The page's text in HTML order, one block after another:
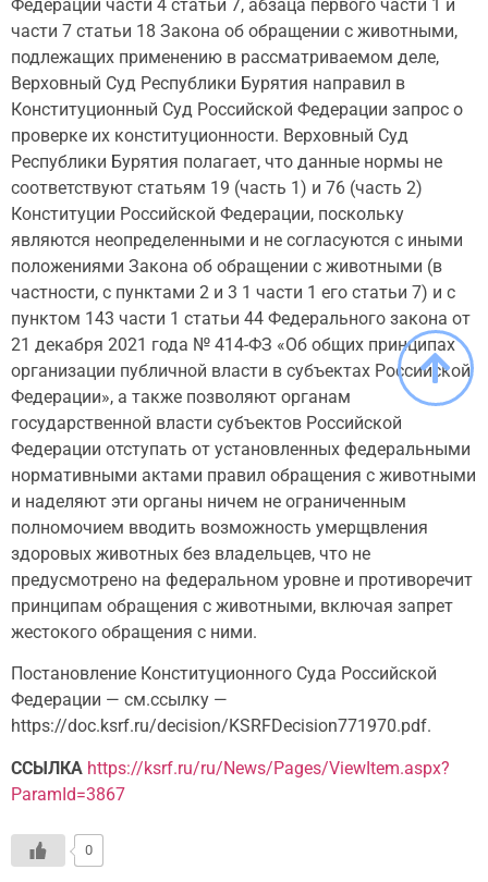
Федерации части 4 статьи 7, абзаца первого части 1 и
части 7 статьи 18 Закона об обращении с животными,
подлежащих применению в рассматриваемом деле,
Верховный Суд Республики Бурятия направил в
Конституционный Суд Российской Федерации запрос о
проверке их конституционности. Верховный Суд
Республики Бурятия полагает, что данные нормы не
соответствуют статьям 19 (часть 1) и 76 (часть 2)
Конституции Российской Федерации, поскольку
являются неопределенными и не согласуются с иными
положениями Закона об обращении с животными (в
частности, с пунктами 2 и 3 1 части 1 его статьи 7) и с
пунктом 143 части 1 статьи 44 Федерального закона от
21 декабря 2021 года № 414-ФЗ «Об общих принципах
организации публичной власти в субъектах Российской
Федерации», а также позволяют органам
государственной власти субъектов Российской
Федерации отступать от установленных федеральными
нормативными актами правил обращения с животными
и наделяют эти органы ничем не ограниченным
полномочием вводить возможность умерщвления
здоровых животных без владельцев, что не
предусмотрено на федеральном уровне и противоречит
принципам обращения с животными, включая запрет
жестокого обращения с ними.
Постановление Конституционного Суда Российской
Федерации — см.ссылку —
https://doc.ksrf.ru/decision/KSRFDecision771970.pdf.
ССЫЛКА https://ksrf.ru/ru/News/Pages/ViewItem.aspx?
ParamId=3867
0